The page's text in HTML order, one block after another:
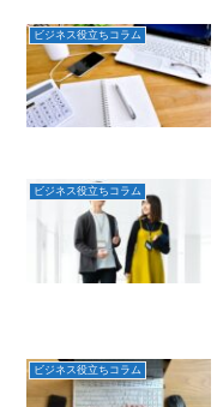
ビジネス役立ちコラム
ビジネス役立ちコラム
ビジネス役立ちコラム